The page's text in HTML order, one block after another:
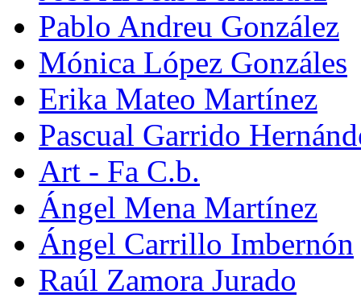
Pablo Andreu González
Mónica López Gonzáles
Erika Mateo Martínez
Pascual Garrido
Art - Fa C.b.
Ángel Mena Martínez
Ángel Carrillo Imbernón
Raúl Zamora Jurado